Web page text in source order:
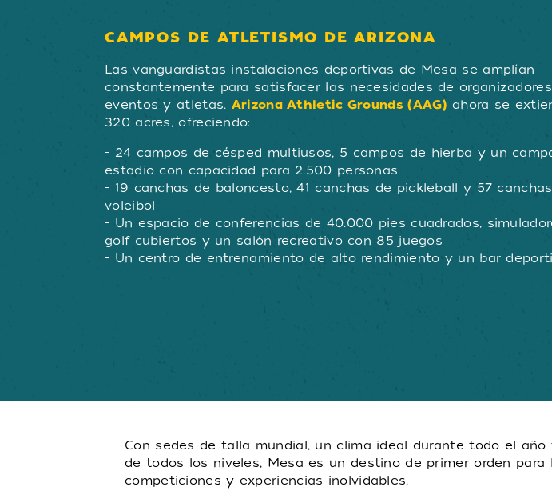
CAMPOS DE ATLETISMO DE ARIZONA
Las vanguardistas instalaciones deportivas de Mesa se amplían
constantemente para satisfacer las necesidades de
eventos y atletas. Arizona Athletic Grounds (AAG) ahora se
320 acres, ofreciendo:
- 24 campos de césped multiusos, 5 campos de hierba y un
estadio con capacidad para 2.500 personas
- 19 canchas de baloncesto, 41 canchas de pickleball y 57
voleibol
- Un espacio de conferencias de 40.000 pies cuadrados,
golf cubiertos y un salón recreativo con 85 juegos
- Un centro de entrenamiento de alto rendimiento y un bar
Con sedes de talla mundial, un clima ideal durante todo el
de todos los niveles, Mesa es un destino de primer orden
competiciones y experiencias inolvidables.